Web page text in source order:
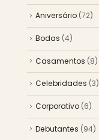
Aniversário (72)
Bodas (4)
Casamentos (8)
Celebridades (3)
Corporativo (6)
Debutantes (94)